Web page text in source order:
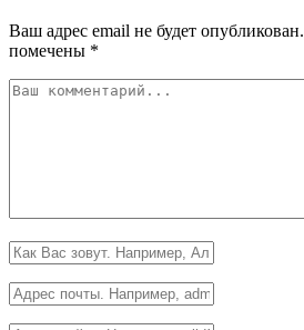
Ваш адрес email не будет опубликован.
помечены *